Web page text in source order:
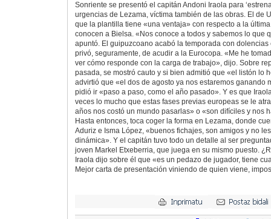
Sonriente se presentó el capitán Andoni Iraola para
urgencias de Lezama, víctima también de las obras. El de
que la plantilla tiene «una ventaja» con respecto a la
conocen a Bielsa. «Nos conoce a todos y sabemos lo que
apuntó. El guipuzcoano acabó la temporada con
privó, seguramente, de acudir a la Eurocopa. «Me he
ver cómo responde con la carga de trabajo», dijo. Sobre
pasada, se mostró cauto y si bien admitió que «el listón lo
advirtió que «el dos de agosto ya nos estaremos ganando
pidió ir «paso a paso, como el año pasado». Y es que
veces lo mucho que estas fases previas europeas se le
años nos costó un mundo pasarlas» o «son difíciles y nos
Hasta entonces, toca coger la forma en Lezama, donde
Aduriz e Isma López, «buenos fichajes, son amigos y no
dinámica». Y el capitán tuvo todo un detalle al ser
joven Markel Etxeberria, que juega en su mismo puesto.
Iraola dijo sobre él que «es un pedazo de jugador, tiene
Mejor carta de presentación viniendo de quien viene,